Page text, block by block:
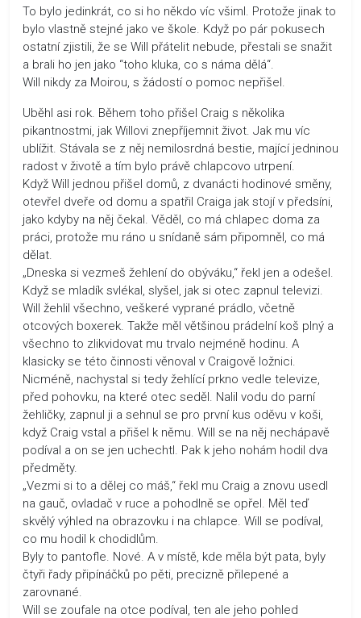
To bylo jedinkrát, co si ho někdo víc všiml. Protože jinak to
bylo vlastně stejné jako ve škole. Když po pár pokusech
ostatní zjistili, že se Will přátelit nebude, přestali se snažit
a brali ho jen jako “toho kluka, co s náma dělá“.
Will nikdy za Moirou, s žádostí o pomoc nepřišel.
Uběhl asi rok. Během toho přišel Craig s několika
pikantnostmi, jak Willovi znepříjemnit život. Jak mu víc
ublížit. Stávala se z něj nemilosrdná bestie, mající jedninou
radost v životě a tím bylo právě chlapcovo utrpení.
Když Will jednou přišel domů, z dvanácti hodinové směny,
otevřel dveře od domu a spatřil Craiga jak stojí v předsíni,
jako kdyby na něj čekal. Věděl, co má chlapec doma za
práci, protože mu ráno u snídaně sám připomněl, co má
dělat.
„Dneska si vezmeš žehlení do obýváku,“ řekl jen a odešel.
Když se mladík svlékal, slyšel, jak si otec zapnul televizi.
Will žehlil všechno, veškeré vyprané prádlo, včetně
otcových boxerek. Takže měl většinou prádelní koš plný a
všechno to zlikvidovat mu trvalo nejméně hodinu. A
klasicky se této činnosti věnoval v Craigově ložnici.
Nicméně, nachystal si tedy žehlící prkno vedle televize,
před pohovku, na které otec seděl. Nalil vodu do parní
žehličky, zapnul ji a sehnul se pro první kus oděvu v koši,
když Craig vstal a přišel k němu. Will se na něj nechápavě
podíval a on se jen uchechtl. Pak k jeho nohám hodil dva
předměty.
„Vezmi si to a dělej co máš,“ řekl mu Craig a znovu usedl
na gauč, ovladač v ruce a pohodlně se opřel. Měl teď
skvělý výhled na obrazovku i na chlapce. Will se podíval,
co mu hodil k chodidlům.
Byly to pantofle. Nové. A v místě, kde měla být pata, byly
čtyři řady připínáčků po pěti, precizně přilepené a
zarovnané.
Will se zoufale na otce podíval, ten ale jeho pohled